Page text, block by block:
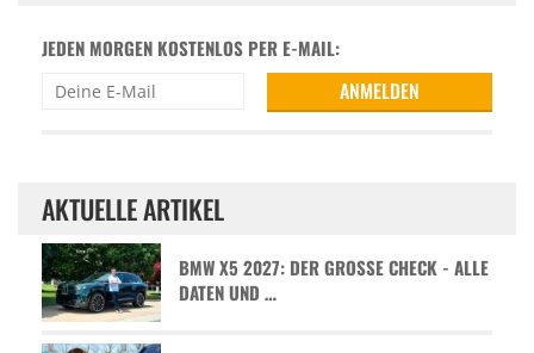
JEDEN MORGEN KOSTENLOS PER E-MAIL:
AKTUELLE ARTIKEL
BMW X5 2027: DER GROSSE CHECK - ALLE D
ATEN UND …